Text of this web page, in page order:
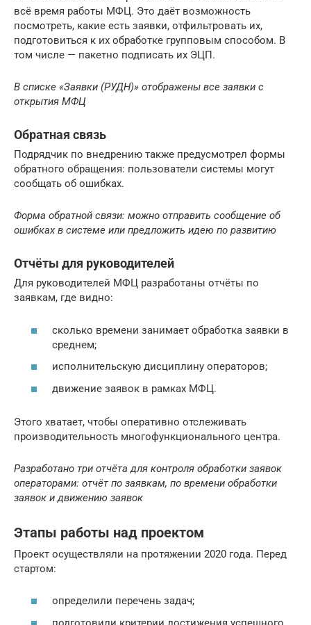
всё время работы МФЦ. Это даёт возможность
посмотреть, какие есть заявки, отфильтровать их,
подготовиться к их обработке групповым способом. В
том числе — пакетно подписать их ЭЦП.
В списке «Заявки (РУДН)» отображены все заявки с
открытия МФЦ
Обратная связь
Подрядчик по внедрению также предусмотрел формы
обратного обращения: пользователи системы могут
сообщать об ошибках.
Форма обратной связи: можно отправить сообщение об
ошибках в системе или предложить идею по развитию
Отчёты для руководителей
Для руководителей МФЦ разработаны отчёты по
заявкам, где видно:
сколько времени занимает обработка заявки в
среднем;
исполнительскую дисциплину операторов;
движение заявок в рамках МФЦ.
Этого хватает, чтобы оперативно отслеживать
производительность многофункционального центра.
Разработано три отчёта для контроля обработки заявок
операторами: отчёт по заявкам, по времени обработки
заявок и движению заявок
Этапы работы над проектом
Проект осуществляли на протяжении 2020 года. Перед
стартом:
определили перечень задач;